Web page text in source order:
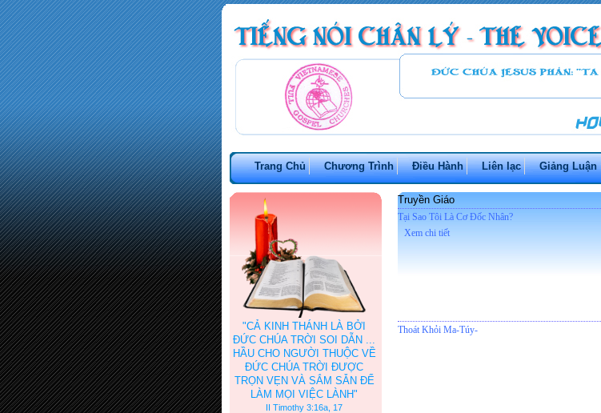
Trang Chủ Chương Trình Điều Hành Liên lạc Giảng Luận
"CẢ KINH THÁNH LÀ BỞI
ĐỨC CHÚA TRỜI SOI DẪN ...
HẦU CHO NGƯỜI THUỘC VỀ
ĐỨC CHÚA TRỜI ĐƯỢC
TRỌN VẸN VÀ SẮM SẴN ĐỂ
LÀM MỌI VIỆC LÀNH"
II Timothy 3:16a, 17
Truyền Giáo
Tại Sao Tôi Là Cơ Đốc Nhân?
Xem chi tiết
Thoát Khỏi Ma-Túy-